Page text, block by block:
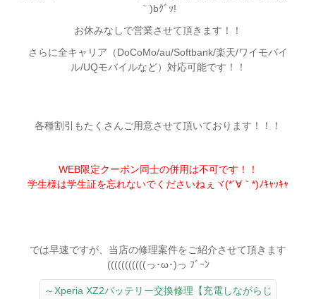
｀)bｸﾞｯ!
お休みなしで営業させて頂きます！！
さらに全キャリア（DoCoMo/au/Softbank/楽天/ワイモバイ
ル/UQモバイルなど）対応可能です！！
各種割引もたくさんご用意させて頂いております！！！
WEB限定クーポン同士の併用は不可です！！
学生様は学生証を忘れないでくださいねぇヾ(*´∀｀*)ﾉｷｬｯｷｬ
では早速ですが、当店の修理案件をご紹介させて頂きます
(((((((((((っ･ω･)っ ﾌﾞｰﾝ
～Xperia XZ2バッテリー交換修理【充電しながらじ